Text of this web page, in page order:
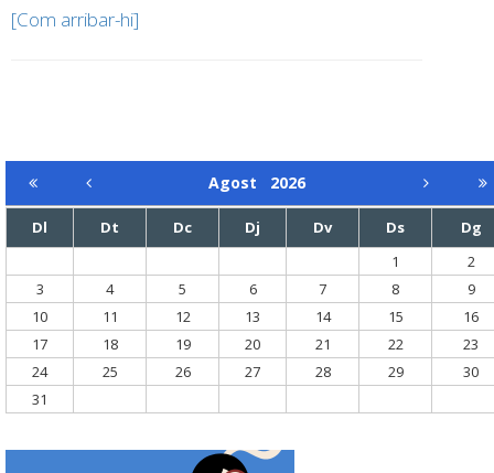
[Com arribar-hi]
Agost 2026
Dl Dt Dc Dj Dv Ds
Dg
1
2
3
4 5 6 7 8
9
10
11 12 13 14 15
16
17
18 19 20 21 22
23
24
25 26 27 28 29
30
31